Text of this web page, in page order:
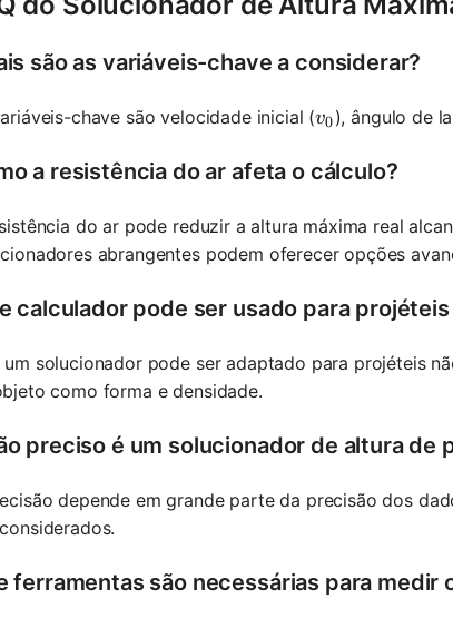
são as variáveis-chave a considerar?
chave são velocidade inicial (v_0
v0), ângulo de
a resistência do ar afeta o cálculo?
do ar pode reduzir a altura máxima real
abrangentes podem oferecer opções
calculador pode ser usado para
um solucionador pode ser adaptado para projéteis
como forma e densidade.
preciso é um solucionador de altura de
depende em grande parte da precisão dos
ferramentas são necessárias para medir